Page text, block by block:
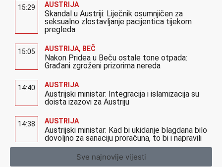
15:29 AUSTRIJA
Skandal u Austriji: Liječnik osumnjičen za
seksualno zlostavljanje pacijentica tijekom
pregleda
15:05 AUSTRIJA, BEČ
Nakon Pridea u Beču ostale tone otpada:
Građani zgroženi prizorima nereda
14:40 AUSTRIJA
Austrijski ministar: Integracija i islamizacija su
doista izazovi za Austriju
14:38 AUSTRIJA
Austrijski ministar: Kad bi ukidanje blagdana bilo
dovoljno za sanaciju proračuna, to bi i napravili
Sve najnovije vijesti